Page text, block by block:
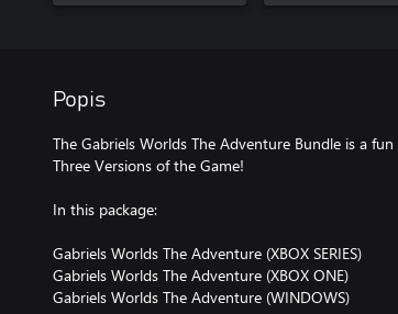
Popis
The Gabriels Worlds The Adventure Bundle is a
Three Versions of the Game!
In this package:
Gabriels Worlds The Adventure (XBOX SERIES)
Gabriels Worlds The Adventure (XBOX ONE)